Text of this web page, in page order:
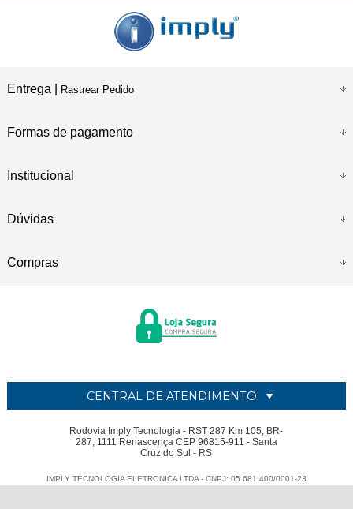
Entrega | Rastrear Pedido
Formas de pagamento
Institucional
Dúvidas
Compras
CENTRAL DE ATENDIMENTO
Rodovia Imply Tecnologia - RST 287 Km 105, BR-
287, 1111 Renascença CEP 96815-911 - Santa
Cruz do Sul - RS
IMPLY TECNOLOGIA ELETRONICA LTDA - CNPJ: 05.681.400/0001-23